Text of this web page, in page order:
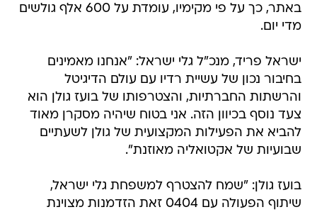
באתר, כך על פי מקימיו, עומדת על 600 אלף גולשים
מדי יום.
ישראל פריד, מנכ"ל גלי ישראל: "אנחנו מאמינים
בחיבור נכון של עשיית רדיו עם עולם הדיגיטל
והרשתות החברתיות, והצטרפותו של בועז גולן הוא
צעד נוסף בכיוון הזה. אני בטוח שיהיה מסקרן מאוד
להביא את הפעילות המקצועית של גולן לשעתיים
שבועיות של אקטואליה מאוזנת".
בועז גולן: "שמח להצטרף למשפחת גלי ישראל,
שיתוף הפעולה עם 0404 זאת הזדמנות מצוינת